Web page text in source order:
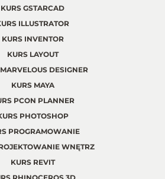
KURS GSTARCAD
ILLUSTRATOR
KURS INVENTOR
KURS LAYOUT
DESIGNER
KURS MAYA
PCON PLANNER
PHOTOSHOP
PROGRAMOWANIE
WNĘTRZ
KURS REVIT